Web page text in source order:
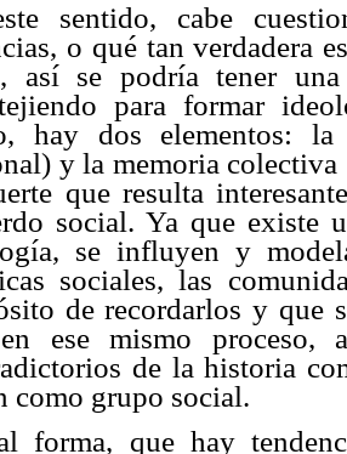
sentido, cabe
o qué tan verdadera
así se podría tener
para formar
hay dos elementos:
y la memoria
que resulta
social. Ya que existe
se influyen y
sociales, las
de recordarlos y que
ese mismo proceso,
de la historia
como grupo social.
forma, que hay